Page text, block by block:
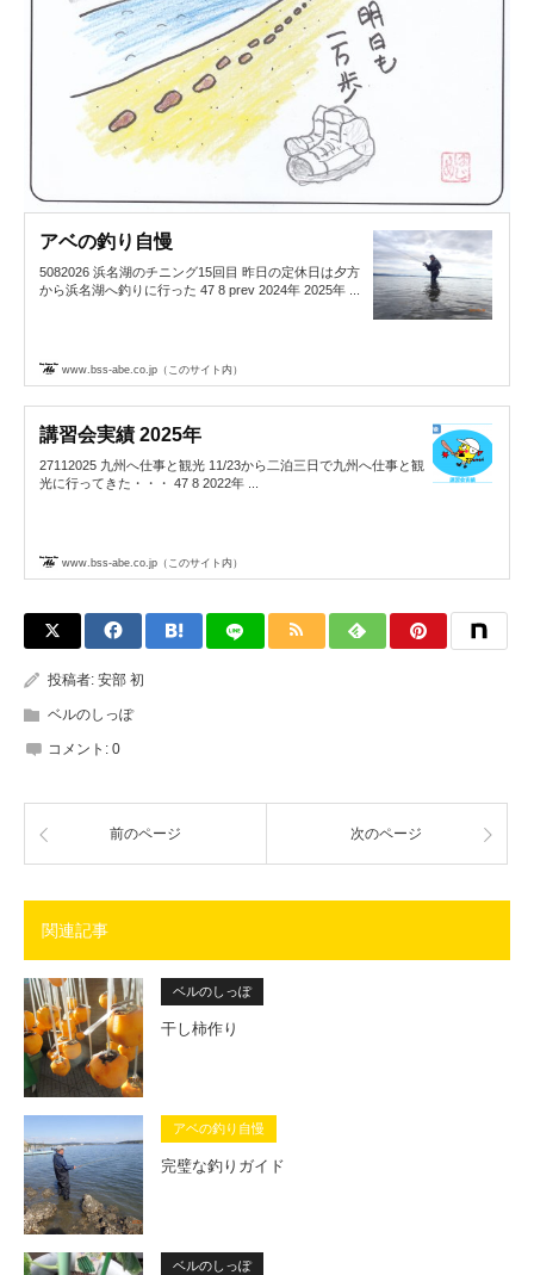
アベの釣り自慢
5082026 浜名湖のチニング15回目 昨日の定休日は夕方
から浜名湖へ釣りに行った 47 8 prev 2024年 2025年 ...
www.bss-abe.co.jp（このサイト内）
講習会実績 2025年
27112025 九州へ仕事と観光 11/23から二泊三日で九州へ仕事と観
光に行ってきた・・・ 47 8 2022年 ...
www.bss-abe.co.jp（このサイト内）
投稿者: 安部 初
ベルのしっぽ
コメント: 0
前のページ 次のページ
関連記事
ベルのしっぽ
干し柿作り
アベの釣り自慢
完璧な釣りガイド
ベルのしっぽ